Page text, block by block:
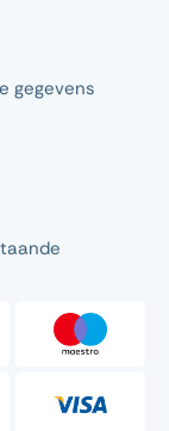
gegevens